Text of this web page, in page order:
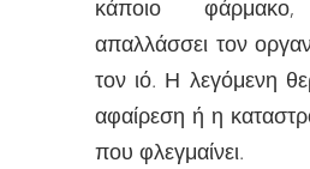
κάποιο
απαλλάσσει τον
τον ιό. Η λεγόμενη
αφαίρεση ή η
που φλεγμαίνει.